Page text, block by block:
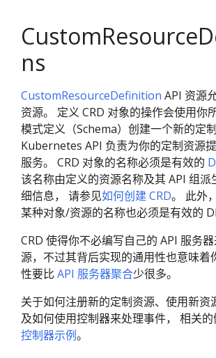
ns
CustomResourceDefinition API 资源
资源。 定义 CRD 对象的操作会使用你
模式定义（Schema）创建一个新的定制
Kubernetes API 负责为你的定制资源
服务。 CRD 对象的名称必须是有效的
该名称由定义的资源名称及其 API 组派
细信息， 请参见如何创建 CRD。 此外
某种对象/资源的名称也必须是有效的
CRD 使得你不必编写自己的 API 服务
源，不过其背后实现的通用性也意味着
性要比 API 服务器聚合少很多。
关于如何注册新的定制资源、使用新资
及如何使用控制器来处理事件， 相关
控制器示例。